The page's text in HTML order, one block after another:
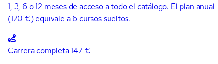
1, 3, 6 o 12 meses de acceso a todo el catálogo. El plan anual
(120 €) equivale a 6 cursos sueltos.
Carrera completa147 €